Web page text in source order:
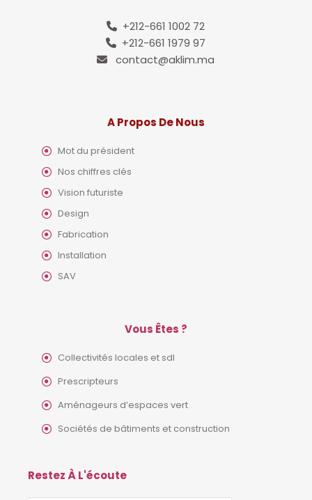
+212-661 1002 72
+212-661 1979 97
contact@aklim.ma
A Propos De Nous
Mot du président
Nos chiffres clés
Vision futuriste
Design
Fabrication
Installation
SAV
Vous Êtes ?
Collectivités locales et sdl
Prescripteurs
Aménageurs d’espaces vert
Sociétés de bâtiments et construction
Restez À L'écoute